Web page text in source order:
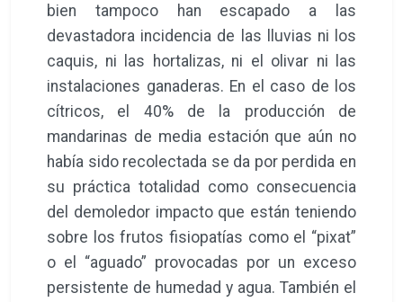
bien tampoco han escapado a las
devastadora incidencia de las lluvias ni los
caquis, ni las hortalizas, ni el olivar ni las
instalaciones ganaderas. En el caso de los
cítricos, el 40% de la producción de
mandarinas de media estación que aún no
había sido recolectada se da por perdida en
su práctica totalidad como consecuencia
del demoledor impacto que están teniendo
sobre los frutos fisiopatías como el “pixat”
o el “aguado” provocadas por un exceso
persistente de humedad y agua. También el